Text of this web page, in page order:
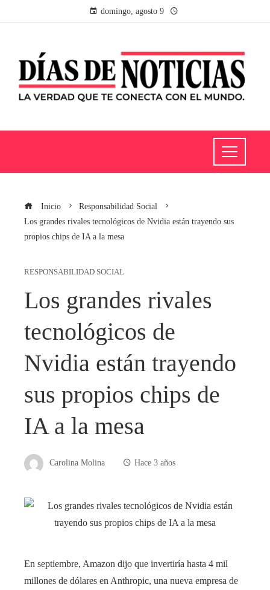
domingo, agosto 9
Inicio
Responsabilidad Social
Los grandes rivales tecnológicos de Nvidia están trayendo sus
propios chips de IA a la mesa
RESPONSABILIDAD SOCIAL
Los grandes rivales
tecnológicos de
Nvidia están trayendo
sus propios chips de
IA a la mesa
Carolina Molina Hace 3 años
En septiembre, Amazon dijo que invertiría hasta 4 mil
millones de dólares en Anthropic, una nueva empresa de